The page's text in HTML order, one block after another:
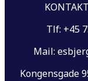
Tlf: +45
Mail:
Kongensgade